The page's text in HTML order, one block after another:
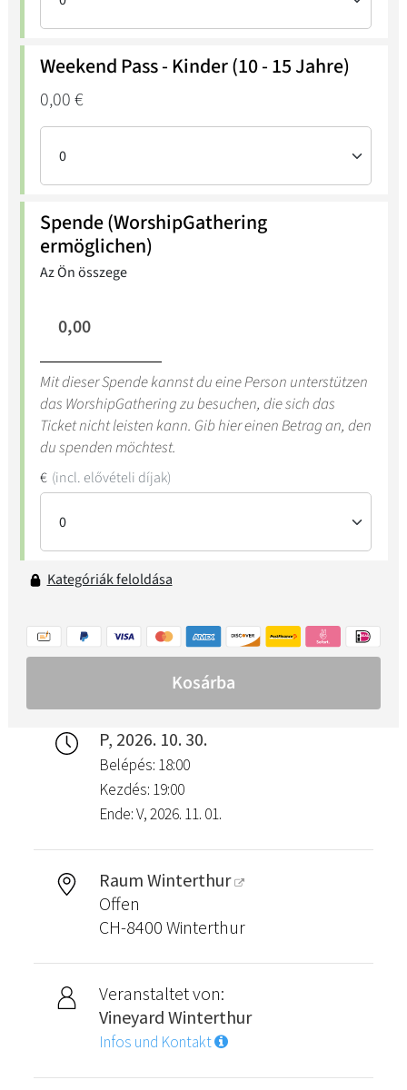
P, 2026. 10. 30.
Belépés: 18:00
Kezdés: 19:00
Ende: V, 2026. 11. 01.
Raum Winterthur
Offen
CH-8400 Winterthur
Veranstaltet von:
Vineyard Winterthur
Infos und Kontakt